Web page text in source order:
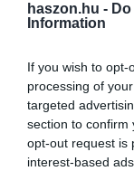
haszon.hu -
Information
If you wish to
processing of
targeted
section to confirm
opt-out request is
interest-based
Olvasd el ezt
Független
porszívók,
robotporszívó